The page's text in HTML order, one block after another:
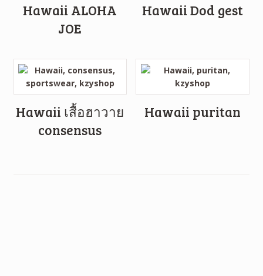
Hawaii ALOHA
JOE
Hawaii Dod gest
Hawaii เสื้อฮาวาย
consensus
Hawaii puritan